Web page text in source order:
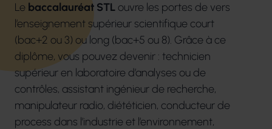
Le baccalauréat STLouvre les portes de vers
l’enseignement supérieur scientifique court
(bac+2 ou 3) ou long (bac+5 ou 8). Grâce à ce
diplôme, vous pouvez devenir : technicien
supérieur en laboratoire d’analyses ou de
contrôles, assistant ingénieur de recherche,
manipulateur radio, diététicien, conducteur de
process dans l’industrie et l’environnement,